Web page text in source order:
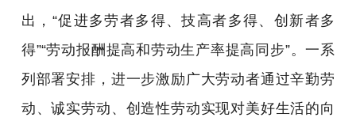
出，“促进多劳者多得、技高者多得、创新者多
得”“劳动报酬提高和劳动生产率提高同步”。一系
列部署安排，进一步激励广大劳动者通过辛勤劳
动、诚实劳动、创造性劳动实现对美好生活的向